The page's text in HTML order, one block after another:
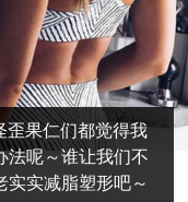
歪果仁们都觉得我
法呢～谁让我们不
实实减脂塑形吧～